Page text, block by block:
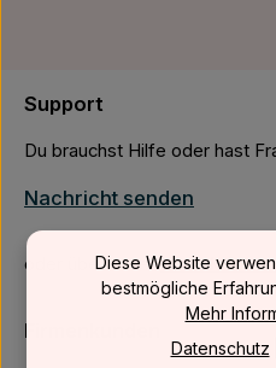
Support
Du brauchst Hilfe oder hast
Nachricht senden
oder über unser
Firmenkunden
Diese Website
bestmögliche
Mehr
Datenschutz